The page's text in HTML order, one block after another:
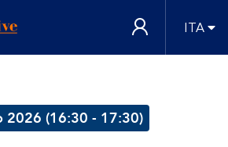
ITA
2026 (16:30 - 17:30)